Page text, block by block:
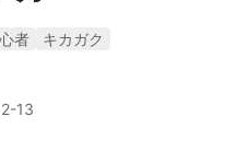
者
キカガク
13